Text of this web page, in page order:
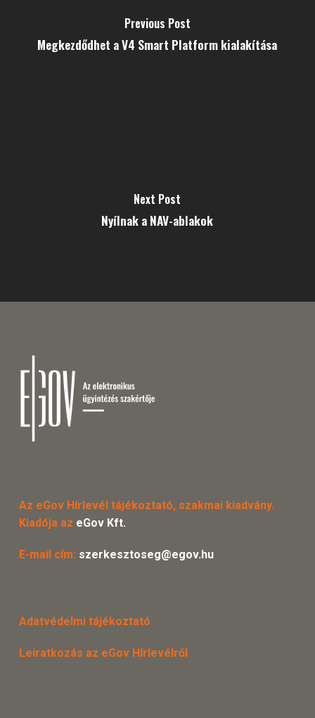
Previous Post
Megkezdődhet a V4 Smart Platform kialakítása
Next Post
Nyílnak a NAV-ablakok
Az eGov Hírlevél tájékoztató, szakmai kiadvány.
Kiadója az eGov Kft.
E-mail cím: szerkesztoseg@egov.hu
Adatvédelmi tájékoztató
Leiratkozás az eGov Hírlevélről